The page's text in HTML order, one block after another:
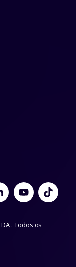
Y
o
u
T
i
. Todos os